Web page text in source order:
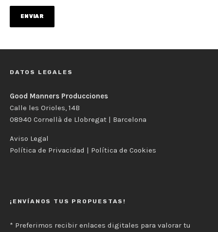
DATOS LEGALES
Good Manners Producciones
Calle les Orioles, 14B
08940 Cornellà de Llobregat | Barcelona
Aviso Legal
Política de Privacidad | Política de Cookies
¡ENVÍANOS TUS PROPUESTAS!
* Preferimos recibir enlaces digitales para valorar tu